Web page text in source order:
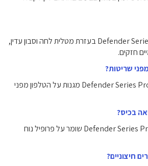
ניתן לנקות את כיסוי Defender Series Pro בעזרת מטלית לחה וסבון עדין,
חזקים.
שריטות?
כן, שכבות המגן של כיסוי Defender Series Pro מגנות על הטלפון מפני
בכיס?
כן, למרות עמידותו, כיסוי Defender Series Pro שומר על פרופיל נוח
חיצוניים?